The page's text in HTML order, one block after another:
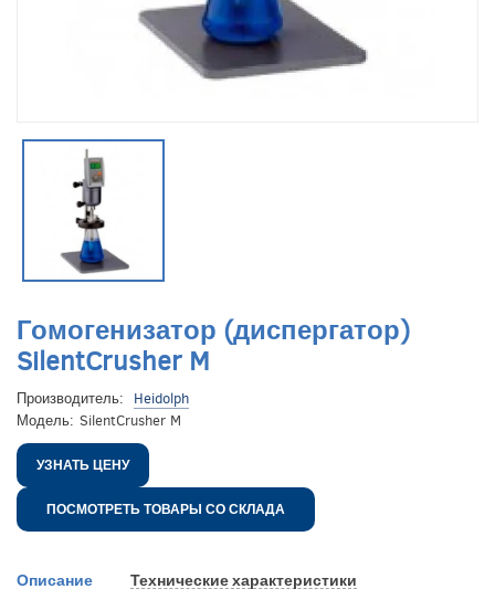
Гомогенизатор (диспергатор)
SilentCrusher M
Производитель:
Heidolph
Модель: SilentCrusher M
УЗНАТЬ ЦЕНУ
ПОСМОТРЕТЬ ТОВАРЫ СО СКЛАДА
Описание Технические характеристики